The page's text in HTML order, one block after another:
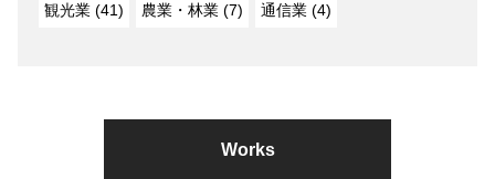
観光業 (41) 農業・林業 (7) 通信業 (4)
Works